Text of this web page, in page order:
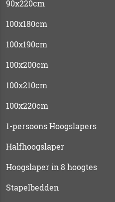
90x220cm
100x180cm
100x190cm
100x200cm
100x210cm
100x220cm
1-persoons Hoogslapers
Halfhoogslaper
Hoogslaper in 8 hoogtes
Stapelbedden